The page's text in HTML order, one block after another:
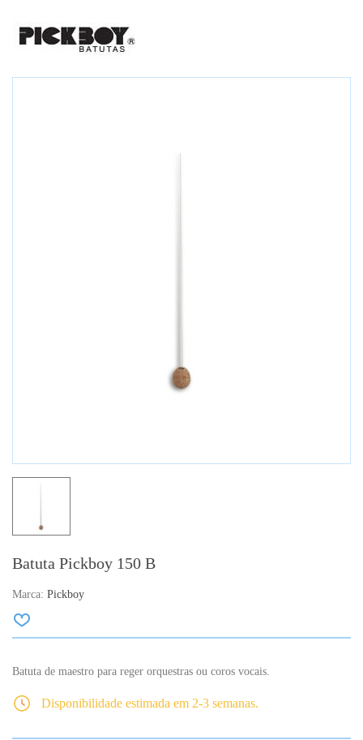
Batuta Pickboy 150 B
Marca: Pickboy
Batuta de maestro para reger orquestras ou coros vocais.
Disponibilidade estimada em 2-3 semanas.